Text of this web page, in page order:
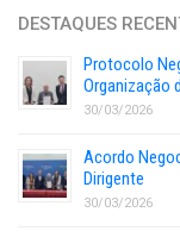
DESTAQUES
Protocolo
Organização
30/03/2026
Acordo
Dirigente
30/03/2026